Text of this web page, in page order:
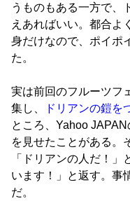
うものもある一方で、
えあればいい。都合よ
身だけなので、ポイポ
た。
実は前回のフルーツフ
集し、
ドリアンの鎧を
ところ、Yahoo
を見せたことがある。
「ドリアンの人だ！
います！」と返す。事
だ。